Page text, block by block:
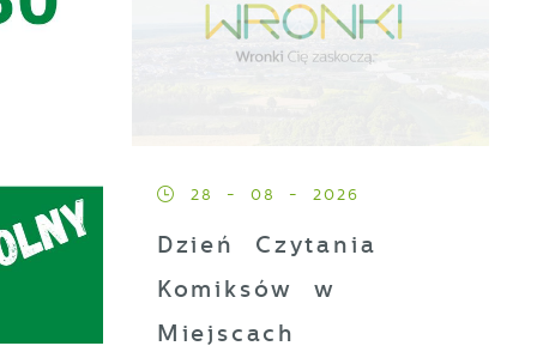
28 - 08 - 2026
Dzień Czytania
Komiksów w
Miejscach